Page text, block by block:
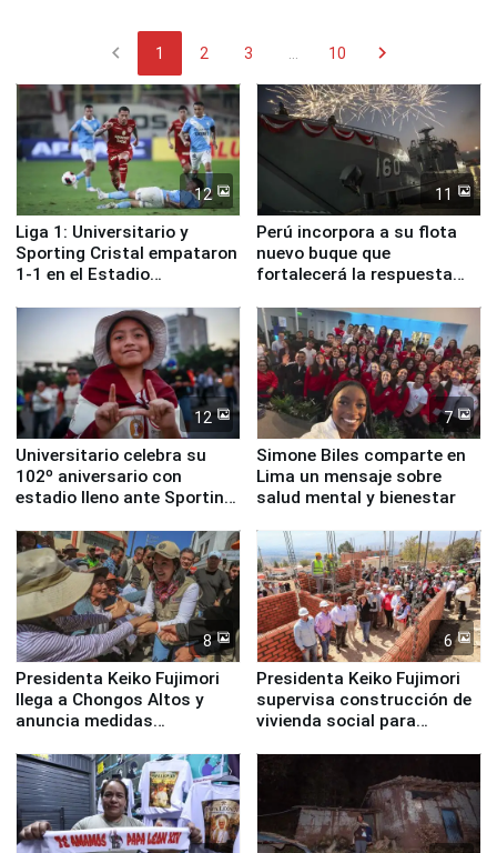
chevron_left 1 2 3 10 chevron_right
12
Liga 1: Universitario y
Sporting Cristal empataron
1-1 en el Estadio
11
Perú incorpora a su flota
nuevo buque que
fortalecerá la respuesta
12
Universitario celebra su
102º aniversario con
estadio lleno ante Sporting
7
Simone Biles comparte en
Lima un mensaje sobre
salud mental y bienestar
8
Presidenta Keiko Fujimori
llega a Chongos Altos y
anuncia medidas
educación, salud y empleo
6
Presidenta Keiko Fujimori
supervisa construcción de
vivienda social para